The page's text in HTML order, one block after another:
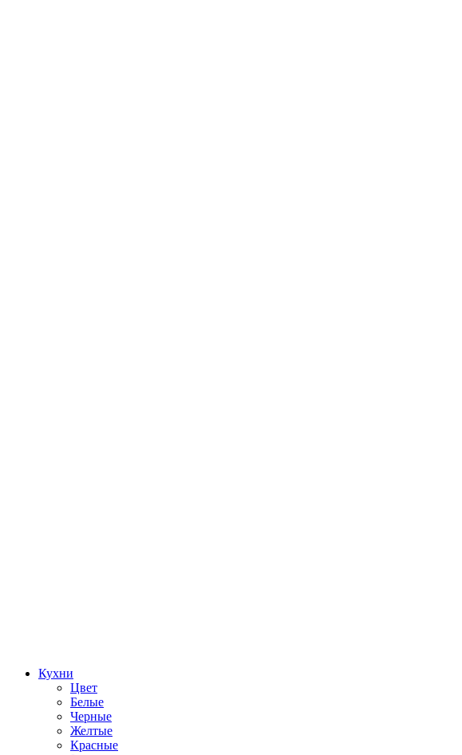
Кухни
Цвет
Белые
Черные
Желтые
Красные